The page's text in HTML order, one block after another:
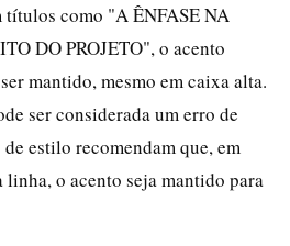
como "A ÊNFASE NA
DO PROJETO", o acento
mantido, mesmo em caixa alta.
ser considerada um erro de
estilo recomendam que, em
o acento seja mantido para